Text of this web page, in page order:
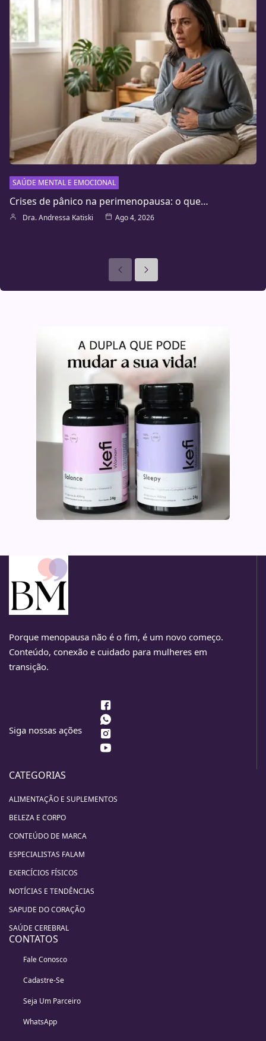
SAÚDE MENTAL E EMOCIONAL
Crises de pânico na perimenopausa: o que…
Dra. Andressa Katiski Ago 4, 2026
AnterioresSeguinte
Porque menopausa não é o fim, é um novo começo.
Conteúdo, conexão e cuidado para mulheres em
transição.
Siga nossas ações
CATEGORIAS
ALIMENTAÇÃO E SUPLEMENTOS
BELEZA E CORPO
CONTEÚDO DE MARCA
ESPECIALISTAS FALAM
EXERCÍCIOS FÍSICOS
NOTÍCIAS E TENDÊNCIAS
SAPUDE DO CORAÇÃO
SAÚDE CEREBRAL
CONTATOS
Fale Conosco
Cadastre-Se
Seja Um Parceiro
WhatsApp